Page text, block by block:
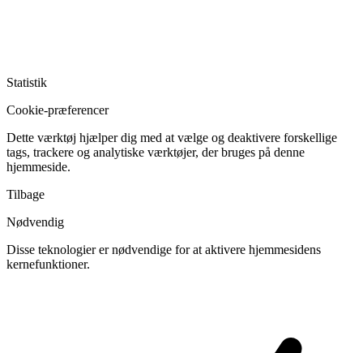
Statistik
Cookie-præferencer
Dette værktøj hjælper dig med at vælge og deaktivere forskellige
tags, trackere og analytiske værktøjer, der bruges på denne
hjemmeside.
Tilbage
Nødvendig
Disse teknologier er nødvendige for at aktivere hjemmesidens
kernefunktioner.